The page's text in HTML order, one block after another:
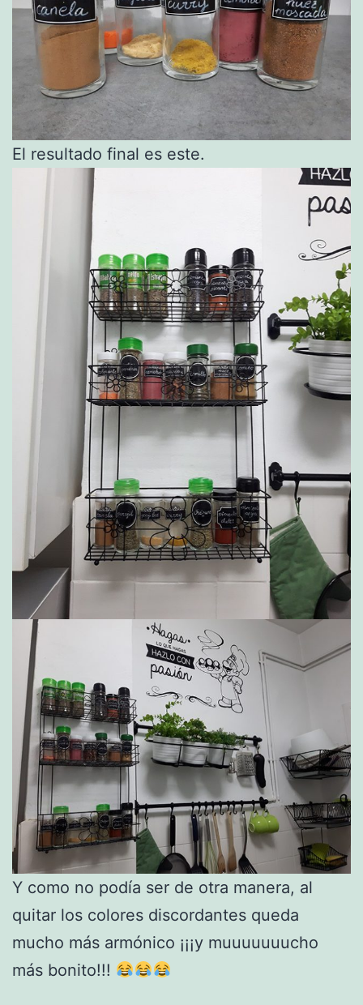
El resultado final es este.
Y como no podía ser de otra manera, al
quitar los colores discordantes queda
mucho más armónico ¡¡¡y muuuuuuucho
más bonito!!!